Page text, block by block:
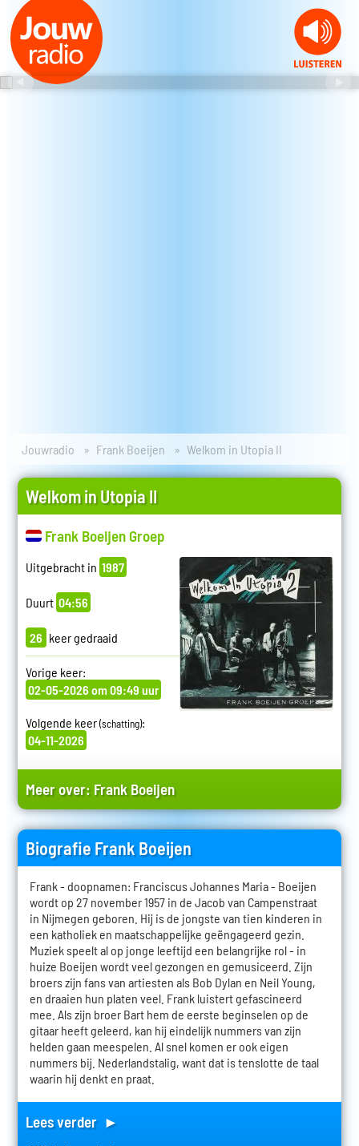
Jouwradio Frank Boeijen Welkom in Utopia II
Welkom in Utopia II
Frank Boeijen Groep
Uitgebracht in 1987
Duurt 04:56
26 keer gedraaid
Vorige keer:
02-05-2026 om 09:49 uur
Volgende keer(schatting):
04-11-2026
Meer over: Frank Boeijen
Biografie Frank Boeijen
Frank - doopnamen: Franciscus Johannes Maria - Boeijen
wordt op 27 november 1957 in de Jacob van Campenstraat
in Nijmegen geboren. Hij is de jongste van tien kinderen in
een katholiek en maatschappelijke geëngageerd gezin.
Muziek speelt al op jonge leeftijd een belangrijke rol - in
huize Boeijen wordt veel gezongen en gemusiceerd. Zijn
broers zijn fans van artiesten als Bob Dylan en Neil Young,
en draaien hun platen veel. Frank luistert gefascineerd
mee. Als zijn broer Bart hem de eerste beginselen op de
gitaar heeft geleerd, kan hij eindelijk nummers van zijn
helden gaan meespelen. Al snel komen er ook eigen
nummers bij. Nederlandstalig, want dat is tenslotte de taal
waarin hij denkt en praat.
Lees verder ►